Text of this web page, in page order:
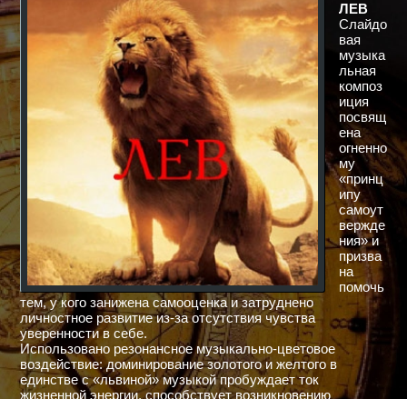
ЛЕВ
Слайдо
вая
музыка
льная
композ
иция
посвящ
ена
огненно
му
«принц
ипу
самоут
вержде
ния» и
призва
на
помочь
тем, у кого занижена самооценка и затруднено
личностное развитие из-за отсутствия чувства
уверенности в себе.
Использовано резонансное музыкально-цветовое
воздействие: доминирование золотого и желтого в
единстве с «львиной» музыкой пробуждает ток
жизненной энергии, способствует возникновению